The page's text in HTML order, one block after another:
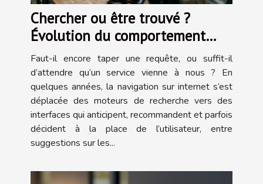
Chercher ou être trouvé ?
Évolution du comportement
utilisateur face aux services sur
internet
Faut-il encore taper une requête, ou suffit-il
d’attendre qu’un service vienne à nous ? En
quelques années, la navigation sur internet s’est
déplacée des moteurs de recherche vers des
interfaces qui anticipent, recommandent et parfois
décident à la place de l’utilisateur, entre
suggestions sur les...